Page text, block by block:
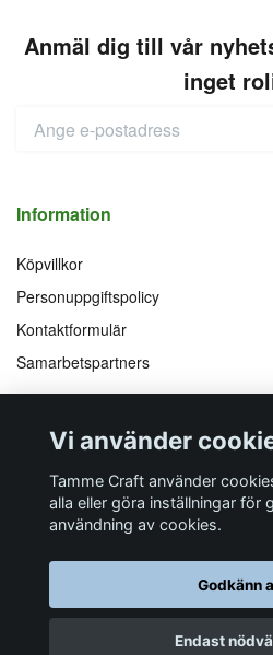
Anmäl dig till vår
inget
Information
Köpvillkor
Personuppgiftspolicy
Kontaktformulär
Samarbetspartners
Följ oss på
Facebook
Instagram
YouTube
Pinterest
Åkersberga
E-post
info@tamme.com
Vi använder
Tamme Craft använder
alla eller göra inställningar för
användning av cookies.
Godkänn
Endast